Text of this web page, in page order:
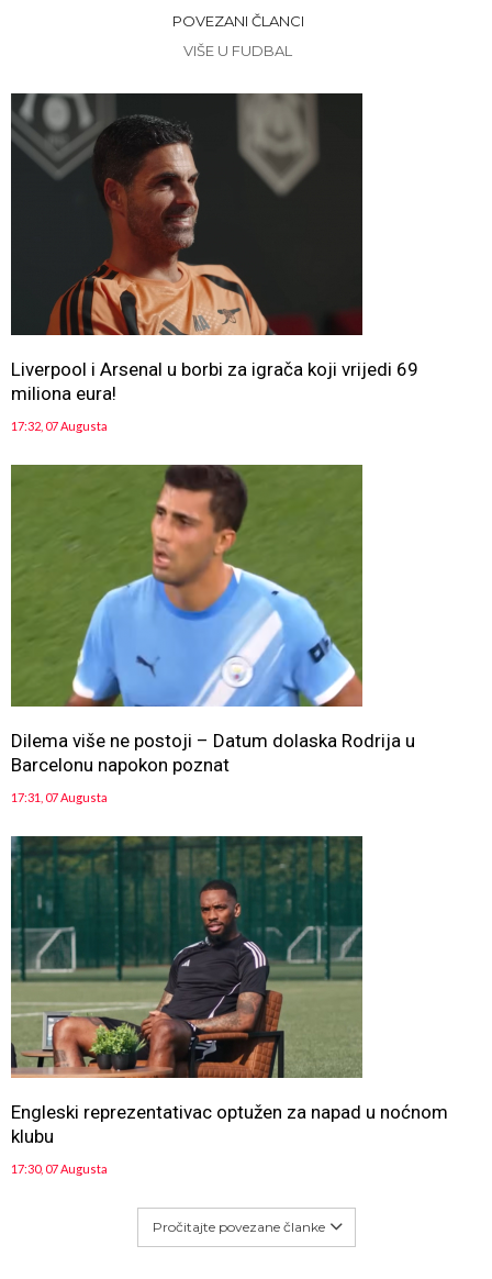
POVEZANI ČLANCI
VIŠE U FUDBAL
Liverpool i Arsenal u borbi za igrača koji vrijedi 69
miliona eura!
17:32, 07 Augusta
Dilema više ne postoji – Datum dolaska Rodrija u
Barcelonu napokon poznat
17:31, 07 Augusta
Engleski reprezentativac optužen za napad u noćnom
klubu
17:30, 07 Augusta
Pročitajte povezane članke